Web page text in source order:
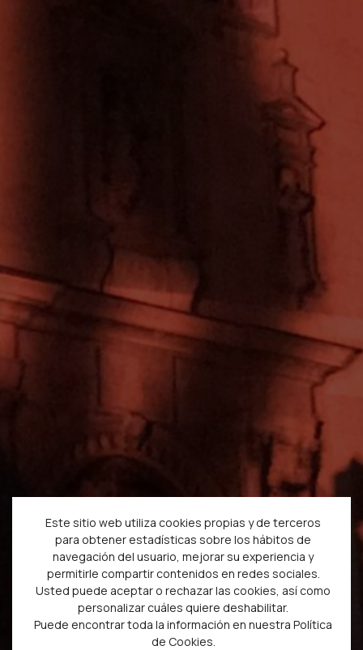
Este sitio web utiliza cookies propias y de terceros
para obtener estadísticas sobre los hábitos de
navegación del usuario, mejorar su experiencia y
permitirle compartir contenidos en redes sociales.
Usted puede aceptar o rechazar las cookies, así como
personalizar cuáles quiere deshabilitar.
Puede encontrar toda la información en nuestra Política
de Cookies.